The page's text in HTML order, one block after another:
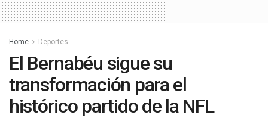
Home Deportes
El Bernabéu sigue su
transformación para el
histórico partido de la NFL